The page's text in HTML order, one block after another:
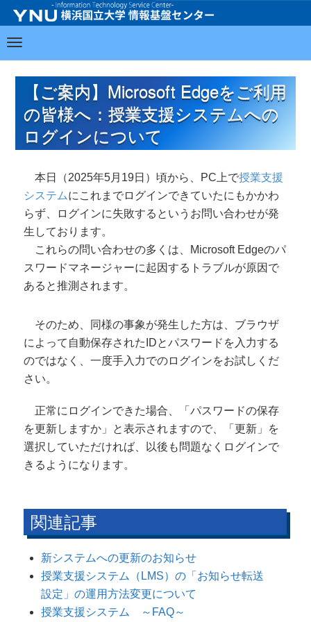
【ご案内】Microsoft Edgeをご利用
の皆様へ：授業支援システムへの
ログインについて
本日（2025年5月19日）頃から、PC上で授業支援
システムにこれまでログインできていたにもかかわ
らず、ログインに失敗するというお問い合わせが発
生しております。
これらの問い合わせの多くは、Microsoft Edgeのパ
スワードマネージャーに起因するトラブルが原因で
あると推測されます。
そのため、同様の事象が発生した方は、ブラウザ
によって自動保存されたIDとパスワードを入力する
のではなく、一度手入力でのログインをお試しくだ
さい。
正常にログインできた場合、「パスワードの保存
を更新しますか」と表示されますので、「更新」を
選択していただければ、以後も問題なくログインで
きるようになります。
関連記事
新システムへの更新のお知らせ
授業支援システム（LMS）の「お知らせ転送
設定」の運用方法変更について
授業支援システム ～FAQ～